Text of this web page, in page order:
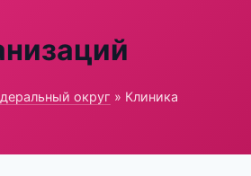
округ » Клиника